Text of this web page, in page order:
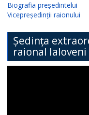
Biografia președintelui
Vicepreședinții raionului
Ședința
raional